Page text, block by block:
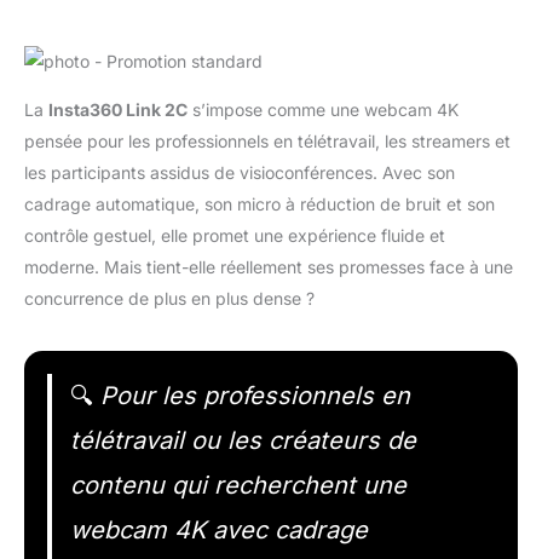
La Insta360 Link 2C s’impose comme une webcam 4K
pensée pour les professionnels en télétravail, les streamers et
les participants assidus de visioconférences. Avec son
cadrage automatique, son micro à réduction de bruit et son
contrôle gestuel, elle promet une expérience fluide et
moderne. Mais tient-elle réellement ses promesses face à une
concurrence de plus en plus dense ?
🔍 Pour les professionnels en
télétravail ou les créateurs de
contenu qui recherchent une
webcam 4K avec cadrage